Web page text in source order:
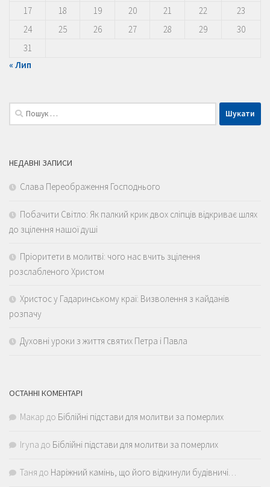
17
18 19 20 21 22
23
24
25 26 27 28 29
30
31
« Лип
Пошук:
НЕДАВНІ ЗАПИСИ
Слава Переображення Господнього
Побачити Світло: Як палкий крик двох сліпців відкриває шлях
до зцілення нашої душі
Пріоритети в молитві: чого нас вчить зцілення
розслабленого Христом
Христос у Гадаринському краї: Визволення з кайданів
розпачу
Духовні уроки з життя святих Петра і Павла
ОСТАННІ КОМЕНТАРІ
Макар до Біблійні підстави для молитви за померлих
Iryna до Біблійні підстави для молитви за померлих
Таня до Наріжний камінь, що його відкинули будівничі…